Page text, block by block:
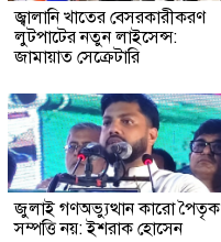
জ্বালানি খাতের বেসরকারীকরণ
লুটপাটের নতুন লাইসেন্স:
জামায়াত সেক্রেটারি
জুলাই গণঅভ্যুত্থান কারো পৈতৃক
সম্পত্তি নয়: ইশরাক হোসেন